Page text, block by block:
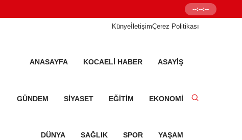
Senetleal.com
--:--:--
KünyeİletişimÇerez Politikası
ANASAYFA KOCAELI HABER ASAYIŞ
GÜNDEM SIYASET EĞITIM EKONOMI
DÜNYA SAĞLIK SPOR YAŞAM